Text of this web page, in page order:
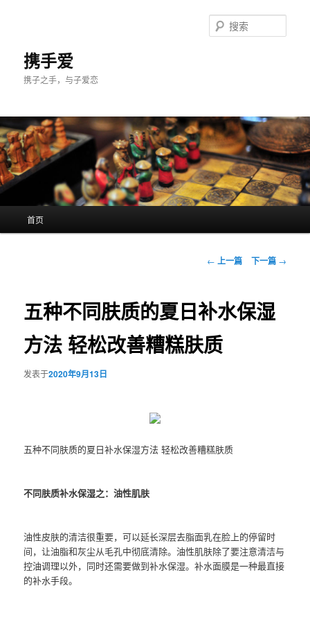
携手爱
携子之手，与子爱恋
索
首页
文
航
← 上一篇 下一篇 →
五种不同肤质的夏日补水保湿
方法 轻松改善糟糕肤质
发表于2020年9月13日
五种不同肤质的夏日补水保湿方法 轻松改善糟糕肤质
不同肤质补水保湿之：油性肌肤
油性皮肤的清洁很重要，可以延长深层去脂面乳在脸上的停留时
间，让油脂和灰尘从毛孔中彻底清除。油性肌肤除了要注意清洁与
控油调理以外，同时还需要做到补水保湿。补水面膜是一种最直接
的补水手段。